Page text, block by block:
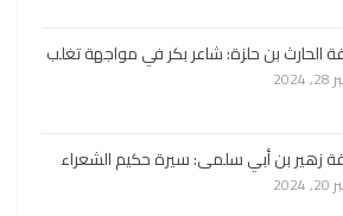
الحارث بن حلزة: شاعر بكر في مواجهة تغلب
زهير بن أبي سلمى: سيرة حكيم الشعراء